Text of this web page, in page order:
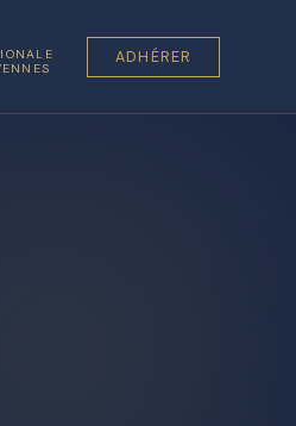
ADHÉRER